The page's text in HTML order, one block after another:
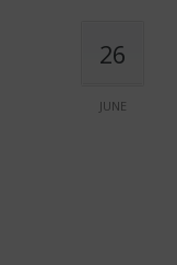
26
JUNE